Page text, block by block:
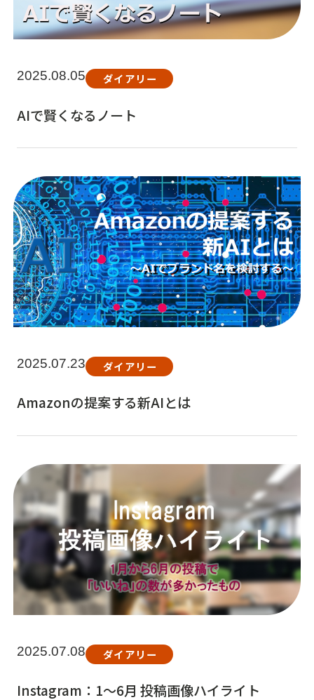
2025.08.05 ダイアリー
AIで賢くなるノート
2025.07.23 ダイアリー
Amazonの提案する新AIとは
2025.07.08 ダイアリー
Instagram：1～6月 投稿画像ハイライト